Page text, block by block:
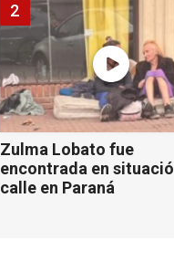
Zulma Lobato fue
encontrada en
calle en Paraná
2